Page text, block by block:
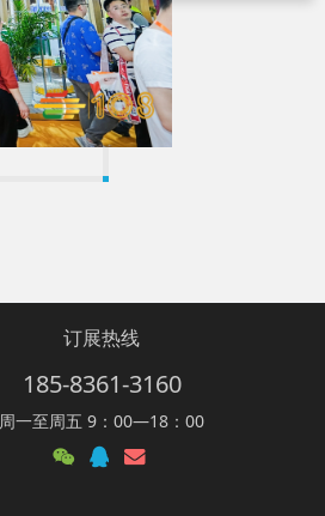
订展热线
185-8361-3160
周一至周五 9：00—18：00